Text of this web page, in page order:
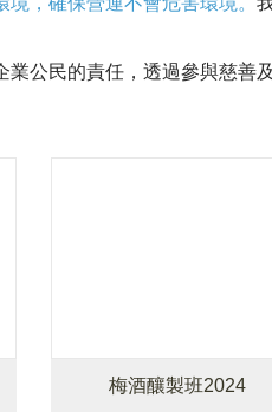
公民的責任，透過參與慈善
梅酒釀製班2024